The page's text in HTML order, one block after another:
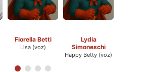
Fiorella Betti
Lisa (voz)
Lydia
Simoneschi
Happy Betty (voz)